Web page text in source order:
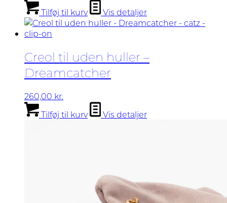
Tilføj til kurv
Vis detaljer
Creol til uden huller –
Dreamcatcher
260,00 kr.
Tilføj til kurv
Vis detaljer